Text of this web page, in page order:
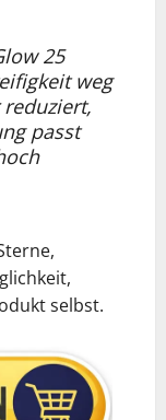
25
weg
passt
selbst.